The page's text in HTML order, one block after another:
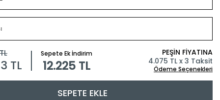
TL
Sepete Ek İndirim
12.225 TL
PEŞİN FİYATINA
4.075 TL x 3 Taksit
Ödeme Seçenekleri
SEPETE EKLE